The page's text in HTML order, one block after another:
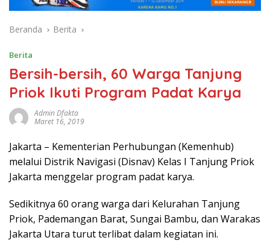
Beranda Berita
Berita
Bersih-bersih, 60 Warga Tanjung
Priok Ikuti Program Padat Karya
Admin Dfakta
Maret 16, 2019
Jakarta – Kementerian Perhubungan (Kemenhub)
melalui Distrik Navigasi (Disnav) Kelas I Tanjung Priok
Jakarta menggelar program padat karya.
Sedikitnya 60 orang warga dari Kelurahan Tanjung
Priok, Pademangan Barat, Sungai Bambu, dan Warakas
Jakarta Utara turut terlibat dalam kegiatan ini.